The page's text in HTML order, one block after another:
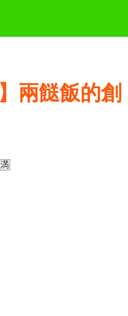
兩餸飯的創